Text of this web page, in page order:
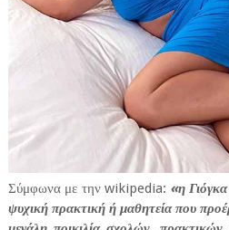
Σύμφωνα με την wikipedia: «η
ψυχική πρακτική ή μαθητεία που